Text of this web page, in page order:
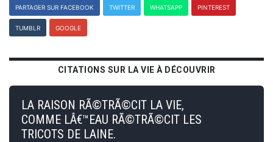
PARTAGER SUR FACEBOOK TWITTER WHATSAPP PINTEREST
TUMBLR GOOGLE
CITATIONS SUR LA VIE À DÉCOUVRIR
LA RAISON RÃ©TRÃ©CIT LA VIE,
COMME LÂ€™EAU RÃ©TRÃ©CIT LES
TRICOTS DE LAINE.